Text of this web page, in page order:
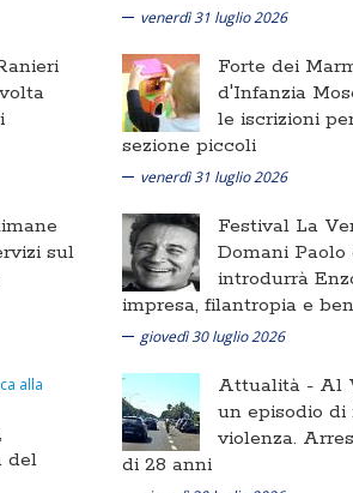
venerdì 31 luglio 2026
Forte dei
d'Infanzia
le iscrizioni
sezione piccoli
venerdì 31 luglio 2026
sul
Festival La
Domani Paolo
introdurrà
impresa, filantropia e
giovedì 30 luglio 2026
del
Attualità - Al
un episodio di
violenza.
di 28 anni